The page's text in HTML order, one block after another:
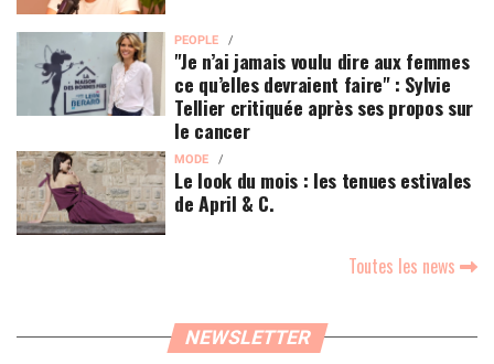
PEOPLE
"Je n’ai jamais voulu dire aux femmes
ce qu’elles devraient faire" : Sylvie
Tellier critiquée après ses propos sur
le cancer
MODE
Le look du mois : les tenues estivales
de April & C.
Toutes les news
NEWSLETTER